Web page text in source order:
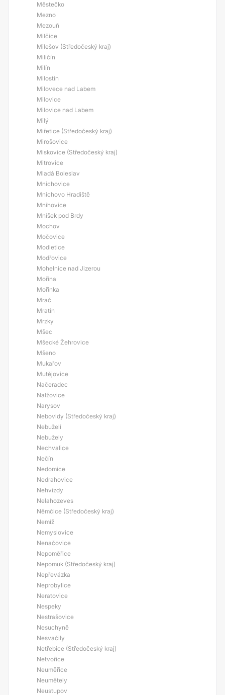
Městečko
Mezno
Mezouň
Milčice
Milešov (Středočeský kraj)
Miličín
Milín
Milostín
Milovece nad Labem
Milovice
Milovice nad Labem
Milý
Miřetice (Středočeský kraj)
Mirošovice
Miskovice (Středočeský kraj)
Mitrovice
Mladá Boleslav
Mnichovice
Mnichovo Hradiště
Mnihovice
Mníšek pod Brdy
Mochov
Močovice
Modletice
Modřovice
Mohelnice nad Jizerou
Mořina
Mořinka
Mrač
Mratín
Mrzky
Mšec
Mšecké Žehrovice
Mšeno
Mukařov
Mutějovice
Načeradec
Nalžovice
Narysov
Nebovidy (Středočeský kraj)
Nebuželí
Nebužely
Nechvalice
Nečín
Nedomice
Nedrahovice
Nehvizdy
Nelahozeves
Němčice (Středočeský kraj)
Nemíž
Nemyslovice
Nenačovice
Nepoměřice
Nepomuk (Středočeský kraj)
Nepřevázka
Neprobylice
Neratovice
Nespeky
Nestrašovice
Nesuchyně
Nesvačily
Netřebice (Středočeský kraj)
Netvořice
Neuměřice
Neumětely
Neustupov